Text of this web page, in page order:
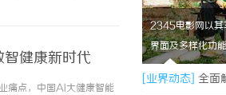
健康新时代
痛点，中国AI大健康智能
2345电影网以其
界面及多样化功
[业界动态] 全面